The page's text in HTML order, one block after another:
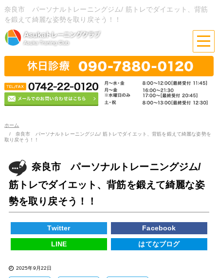
奈良市 パーソナルトレーニングジム/ 筋トレでダイエット、背筋
を鍛えて綺麗な姿勢を取り戻そう！！
ホーム
奈良市 パーソナルトレーニングジム/ 筋トレでダイエット、背筋を鍛えて綺麗な姿勢を
取り戻そう！！
奈良市 パーソナルトレーニングジム/
筋トレでダイエット、背筋を鍛えて綺麗な姿
勢を取り戻そう！！
Twitter Facebook
LINE はてなブログ
2025年9月22日